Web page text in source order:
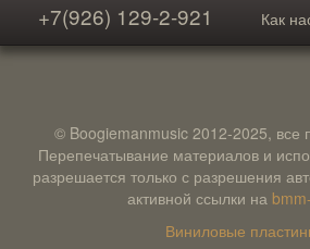
+7(926) 129-2-921 Как
© Boogiemanmusic 2012-2025,
Перепечатывание материалов и
разрешается только с разрешения
активной ссылки на
Виниловые